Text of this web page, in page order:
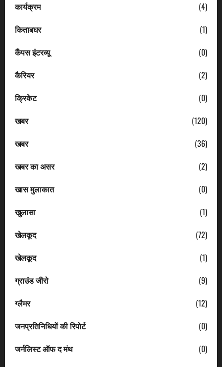
कार्यक्रम
(4)
किताबघर
(1)
कैंपस इंटरव्यू
(0)
कैरियर
(2)
क्रिकेट
(0)
खबर
(120)
खबर
(36)
खबर का असर
(2)
खास मुलाकात
(0)
खुलासा
(1)
खेलकूद
(72)
खेलकूद
(1)
ग्राउंड जीरो
(9)
ग्लैमर
(12)
जनप्रतिनिधियों की रिपोर्ट
(0)
जर्नलिस्ट ऑफ द मंथ
(0)